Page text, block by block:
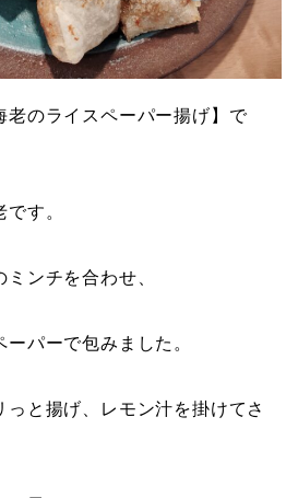
老のライスペーパー揚げ】で
す。
ンチを合わせ、
パーで包みました。
っと揚げ、レモン汁を掛けてさ